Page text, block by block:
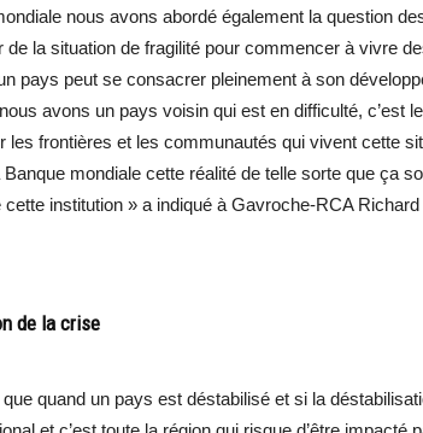
nous avons abordé également la question
de la situation de fragilité pour commencer à vivre
pays peut se consacrer pleinement à son
avons un pays voisin qui est en difficulté, c’est
les frontières et les communautés qui vivent cette
mondiale cette réalité de telle sorte que ça
institution » a indiqué à Gavroche-RCA
de la crise
quand un pays est déstabilisé et si la